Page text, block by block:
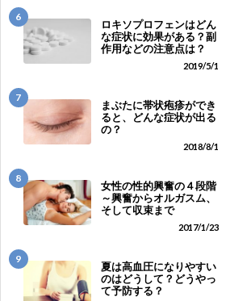
6
ロキソプロフェンはどん
な症状に効果がある？副
作用などの注意点は？
2019/5/1
7
まぶたに帯状疱疹ができ
ると、どんな症状が出る
の？
2018/8/1
8
女性の性的興奮の４段階
～興奮からオルガスム、
そして収束まで
2017/1/23
9
夏は高血圧になりやすい
のはどうして？どうやっ
て予防する？